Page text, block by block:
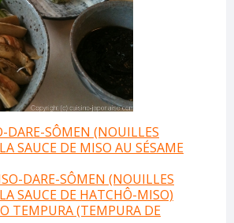
DARE-SÔMEN (NOUILLES
SAUCE DE MISO AU SÉSAME
DARE-SÔMEN (NOUILLES
SAUCE DE HATCHÔ-MISO)
TEMPURA (TEMPURA DE